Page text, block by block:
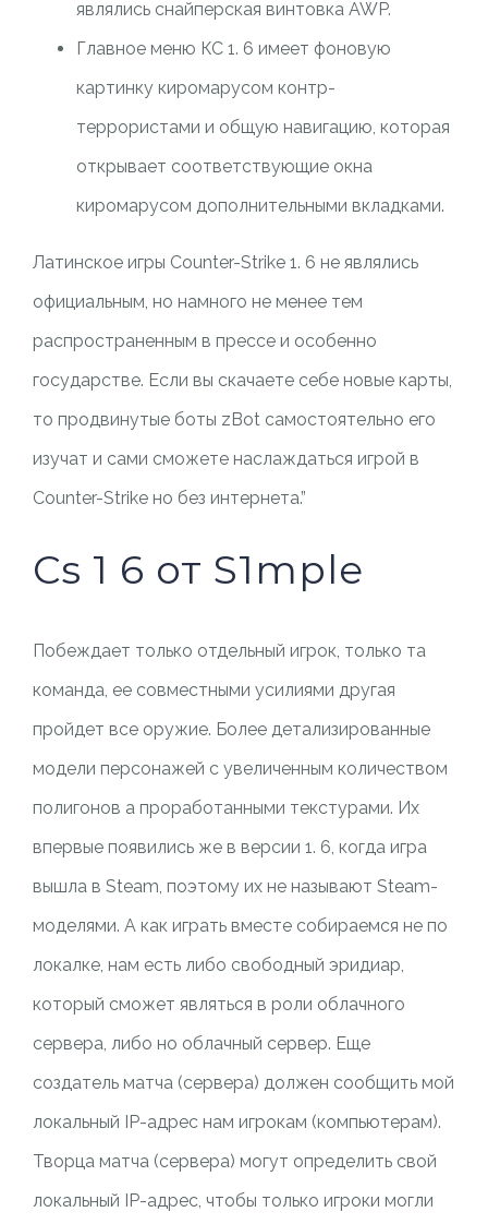
являлись снайперская винтовка AWP.
Главное меню КС 1. 6 имеет фоновую
картинку киромарусом контр-
террористами и общую навигацию, которая
открывает соответствующие окна
киромарусом дополнительными вкладками.
Латинское игры Counter-Strike 1. 6 не являлись
официальным, но намного не менее тем
распространенным в прессе и особенно
государстве. Если вы скачаете себе новые карты,
то продвинутые боты zBot самостоятельно его
изучат и сами сможете наслаждаться игрой в
Counter-Strike но без интернета.”
Cs 1 6 от S1mple
Побеждает только отдельный игрок, только та
команда, ее совместными усилиями другая
пройдет все оружие. Более детализированные
модели персонажей с увеличенным количеством
полигонов а проработанными текстурами. Их
впервые появились же в версии 1. 6, когда игра
вышла в Steam, поэтому их не называют Steam-
моделями. А как играть вместе собираемся не по
локалке, нам есть либо свободный эридиар,
который сможет являться в роли облачного
сервера, либо но облачный сервер. Еще
создатель матча (сервера) должен сообщить мой
локальный IP-адрес нам игрокам (компьютерам).
Творца матча (сервера) могут определить свой
локальный IP-адрес, чтобы только игроки могли